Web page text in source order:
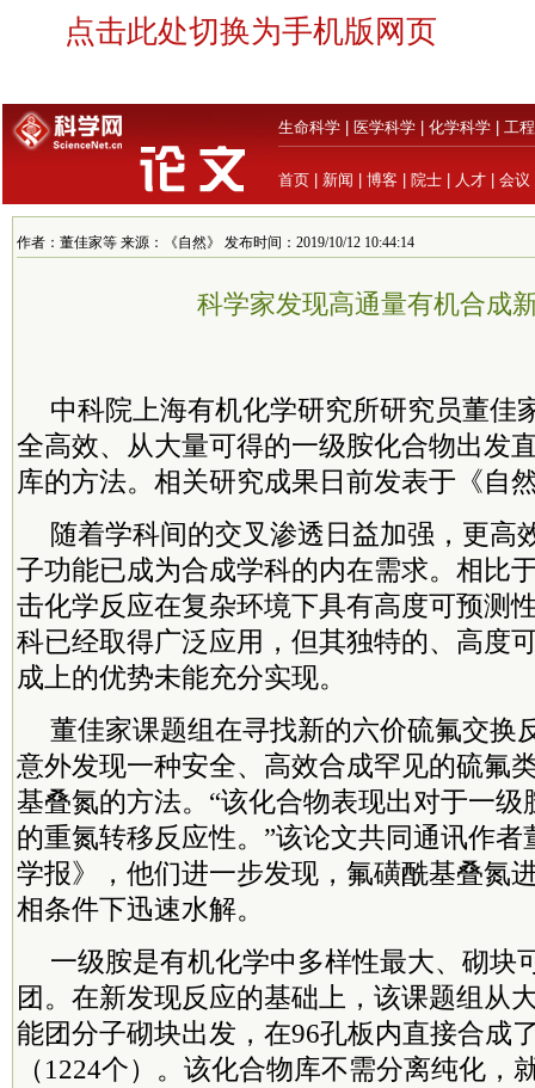
点击此处切换为手机版网页
生命科学 医学科学 化学科学 工
首页 新闻 博客 院士 人才 会议
作者：董佳家等 来源：《自然》 发布时间：2019/10/12 10:44:14
科学家发现高通量有机合成
中科院上海有机化学研究所研究员董佳
全高效、从大量可得的一级胺化合物出发
库的方法。相关研究成果日前发表于《自
随着学科间的交叉渗透日益加强，更高
子功能已成为合成学科的内在需求。相比
击化学反应在复杂环境下具有高度可预测
科已经取得广泛应用，但其独特的、高度
成上的优势未能充分实现。
董佳家课题组在寻找新的六价硫氟交换
意外发现一种安全、高效合成罕见的硫氟
基叠氮的方法。“该化合物表现出对于一
的重氮转移反应性。”该论文共同通讯作
学报》，他们进一步发现，氟磺酰基叠氮
相条件下迅速水解。
一级胺是有机化学中多样性最大、砌块
团。在新发现反应的基础上，该课题组从
能团分子砌块出发，在96孔板内直接合成
（1224个）。该化合物库不需分离纯化，